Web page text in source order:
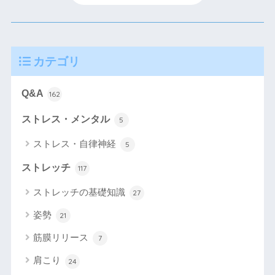
カテゴリ
Q&A 162
ストレス・メンタル 5
ストレス・自律神経 5
ストレッチ 117
ストレッチの基礎知識 27
姿勢 21
筋膜リリース 7
肩こり 24